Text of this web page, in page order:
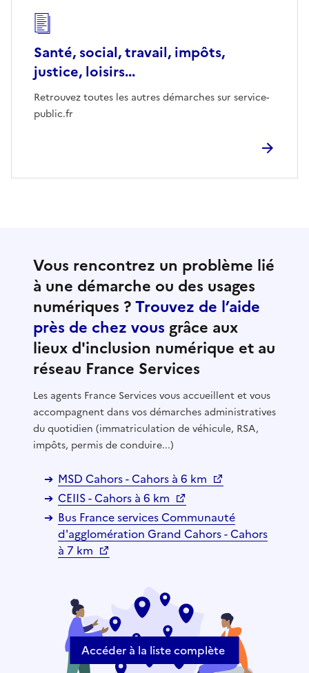
Santé, social, travail, impôts,
justice, loisirs...
Retrouvez toutes les autres démarches sur service-
public.fr
Vous rencontrez un problème lié
à une démarche ou des usages
numériques ?Trouvez de l’aide
près de chez vous grâce aux
lieux d'inclusion numérique et au
réseau France Services
Les agents France Services vous accueillent et vous
accompagnent dans vos démarches administratives
du quotidien (immatriculation de véhicule, RSA,
impôts, permis de conduire...)
MSD Cahors - Cahors à 6 km
CEIIS - Cahors à 6 km
Bus France services Communauté
d'agglomération Grand Cahors - Cahors
à 7 km
Accéder à la liste complète